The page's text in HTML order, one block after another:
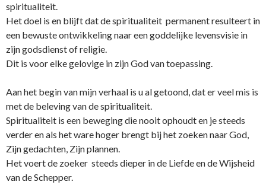
spiritualiteit.
Het doel is en blijft dat de spiritualiteit permanent resulteert in
een bewuste o­ntwikkeling naar een goddelijke levensvisie in
zijn godsdienst of religie.
Dit is voor elke gelovige in zijn God van toepassing.
Aan het begin van mijn verhaal is u al getoond, dat er veel mis is
met de beleving van de spiritualiteit.
Spiritualiteit is een beweging die nooit ophoudt en je steeds
verder en als het ware hoger brengt bij het zoeken naar God,
Zijn gedachten, Zijn plannen.
Het voert de zoeker steeds dieper in de Liefde en de Wijsheid
van de Schepper.